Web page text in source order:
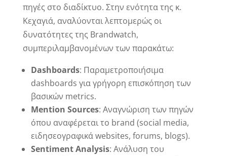
πηγές στο διαδίκτυο. Στην ενότητα της κ.
Κεχαγιά, αναλύονται λεπτομερώς οι
δυνατότητες της Brandwatch,
συμπεριλαμβανομένων των παρακάτω:
Dashboards: Παραμετροποιήσιμα
dashboards για γρήγορη επισκόπηση των
βασικών metrics.
Mention Sources: Αναγνώριση των πηγών
όπου αναφέρεται το brand (social media,
ειδησεογραφικά websites, forums, blogs).
Sentiment Analysis: Ανάλυση του